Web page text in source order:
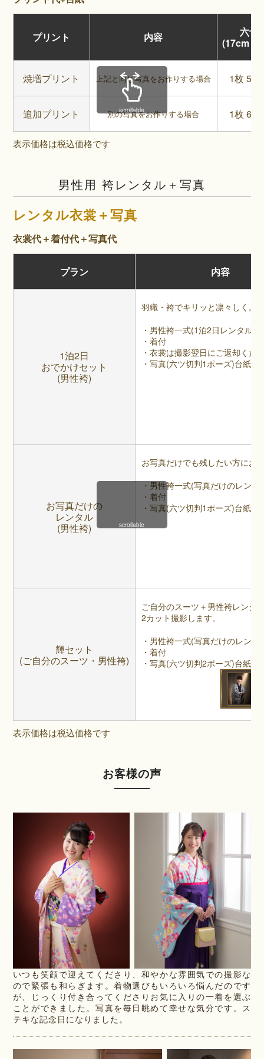
プリント 内容
六切
(17cm ×
焼増プリント 上記と同じ写真をお作りする場合 1枚
追加プリント 別の写真をお作りする場合 1枚
表示価格は税込価格です
scrollable
男性用 袴レンタル＋写真
レンタル衣裳＋写真
衣裳代＋着付代＋写真代
プラン 内容
1泊2日
おでかけセット
(男性袴)
羽織・袴でキリッと凛々しく。
・男性袴一式(1泊2日レンタル)
・着付
・衣裳は撮影翌日にご返却くだ
・写真(六ツ切判1ポーズ)台紙付
お写真だけの
レンタル
(男性袴)
お写真だけでも残したい方にお
・男性袴一式(写真だけのレンタ
・着付
・写真(六ツ切判1ポーズ)台紙付
輝セット
(ご自分のスーツ・男性袴)
ご自分のスーツ＋男性袴レンタ
2カット撮影します。
・男性袴一式(写真だけのレンタ
・着付
・写真(六ツ切判2ポーズ)台紙付
表示価格は税込価格です
scrollable
お客様の声
いつも笑顔で迎えてくださり、和やかな雰囲気での撮影な
ので緊張も和らぎます。着物選びもいろいろ悩んだのです
が、じっくり付き合ってくださりお気に入りの一着を選ぶ
ことができました。写真を毎日眺めて幸せな気分です。ス
テキな記念日になりました。